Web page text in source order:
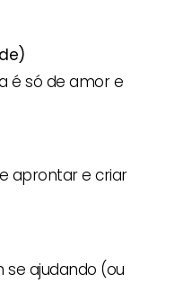
é só de amor e
aprontar e criar
se ajudando (ou